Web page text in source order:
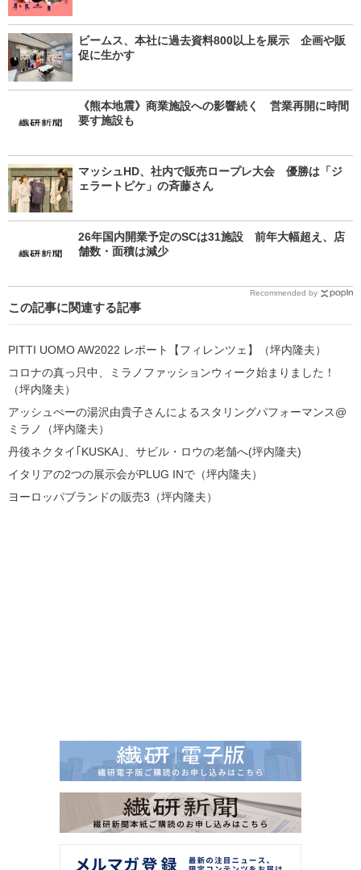
ビームス、本社に過去資料800以上を展示 企画や販
促に生かす
《熊本地震》商業施設への影響続く 営業再開に時間
要す施設も
マッシュHD、社内で販売ロープレ大会 優勝は「ジ
ェラートピケ」の斉藤さん
26年国内開業予定のSCは31施設 前年大幅超え、店
舗数・面積は減少
Recommended by
この記事に関連する記事
PITTI UOMO AW2022 レポート【フィレンツェ】（坪内隆夫）
コロナの真っ只中、ミラノファッションウィーク始まりました！
（坪内隆夫）
アッシュぺーの湯沢由貴子さんによるスタリングパフォーマンス@
ミラノ（坪内隆夫）
丹後ネクタイ｢KUSKA｣、サビル・ロウの老舗へ(坪内隆夫)
イタリアの2つの展示会がPLUG INで（坪内隆夫）
ヨーロッパブランドの販売3（坪内隆夫）